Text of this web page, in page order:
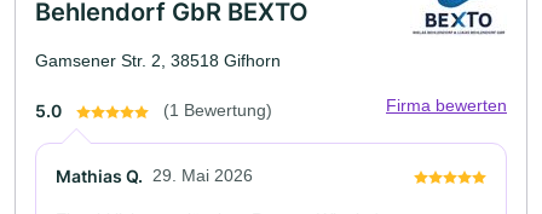
Behlendorf GbR BEXTO
Gamsener Str. 2, 38518 Gifhorn
5.0 (1 Bewertung) Firma bewerten
Mathias Q. 29. Mai 2026